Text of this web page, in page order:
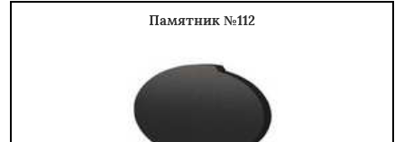
Памятник №112